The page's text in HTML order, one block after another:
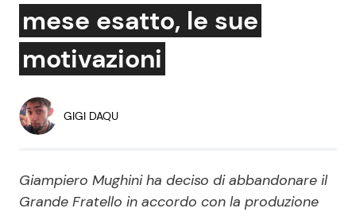
Economia
Persone Scomparse
Coppie VIP
Soap Opera
mese esatto, le sue
motivazioni
GIGI DAQU
Giampiero Mughini ha deciso di abbandonare il
Grande Fratello in accordo con la produzione